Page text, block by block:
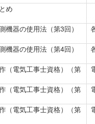
め
機器の使用法（第3回）
機器の使用法（第4回）
（電気工事士資格）（第
（電気工事士資格）（第
（電気工事士資格）（第